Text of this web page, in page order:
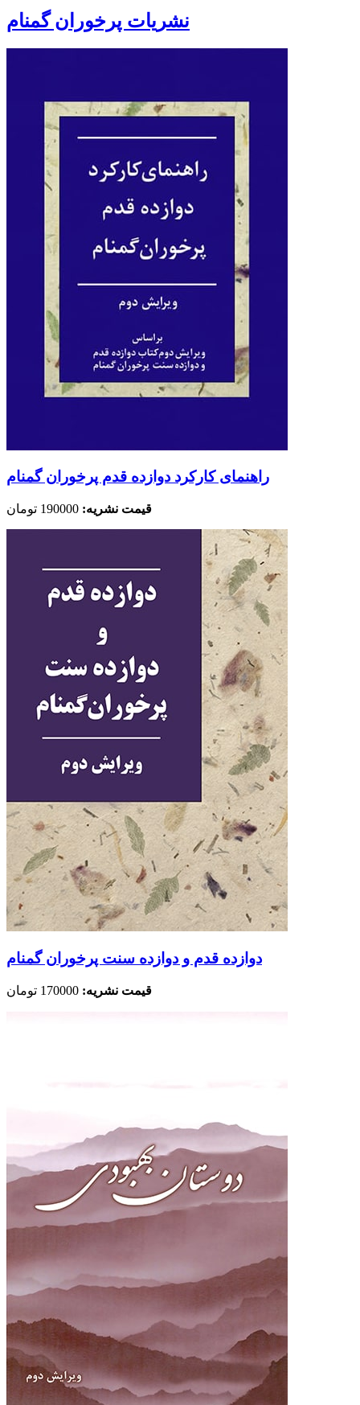
نشریات پرخوران گمنام
راهنمای کارکرد دوازده قدم پرخوران گمنام
قیمت نشریه:
دوازده قدم و دوازده سنت پرخوران گمنام
قیمت نشریه: